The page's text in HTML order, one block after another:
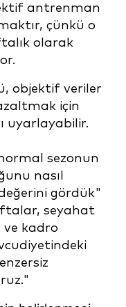
antrenman
çünkü o
olarak
objektif veriler
için
uyarlayabilir.
sezonun
nasıl
gördük"
seyahat
ve kadro